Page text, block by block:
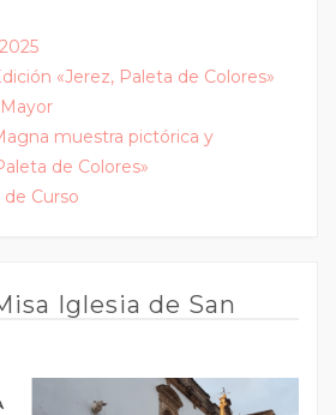
«Jerez, Paleta de Colores»
muestra pictórica y
de Colores»
Curso
Iglesia de San